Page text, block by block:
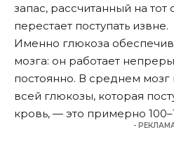
запас, рассчитанный на тот
перестает поступать извне.
Именно глюкоза
мозга: он работает
постоянно. В среднем мозг
всей глюкозы, которая
кровь, — это примерно
-